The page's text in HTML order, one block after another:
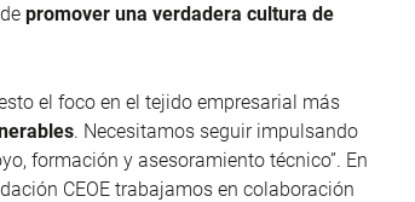
promover una verdadera cultura de
el foco en el tejido empresarial más
. Necesitamos seguir impulsando
formación y asesoramiento técnico”. En
CEOE trabajamos en colaboración